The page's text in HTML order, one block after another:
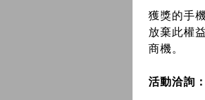
獲獎的手
放棄此權
商機。
活動洽詢：